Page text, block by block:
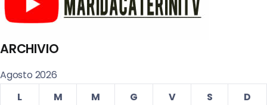
ARCHIVIO
Agosto 2026
L
M M G V S
D